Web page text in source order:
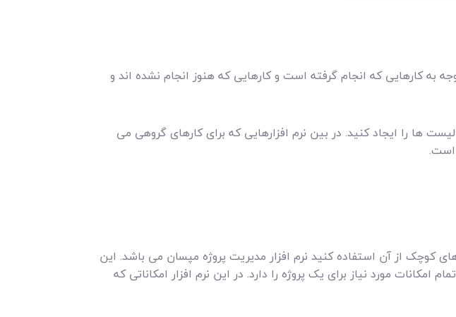
کارهایی که انجام گرفته است و کارهایی که هنوز انجام نشده اند و
ها را ایجاد کنید. در بین نرم افزارهایی که برای کارهای گروهی می
است.
کوچک از آن استفاده کنید نرم افزار مدیریت پروژه مپسان می باشد. این
مورد نیاز برای یک پروژه را دارد. در این نرم افزار امکاناتی که